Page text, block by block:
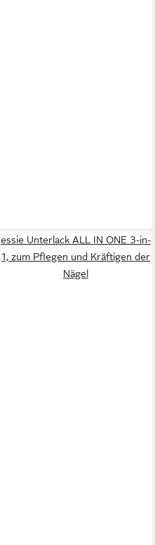
essie Unterlack ALL IN ONE 3-in-
1, zum Pflegen und Kräftigen der
Nägel